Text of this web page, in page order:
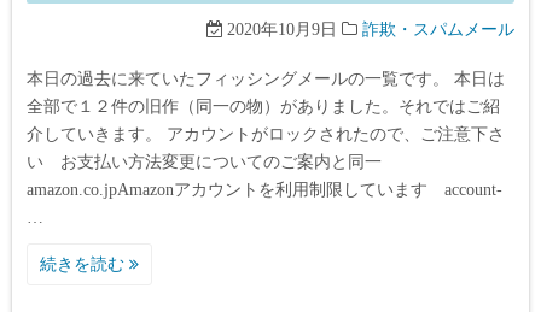
2020年10月9日 詐欺・スパムメール
本日の過去に来ていたフィッシングメールの一覧です。 本日は
全部で１２件の旧作（同一の物）がありました。それではご紹
介していきます。 アカウントがロックされたので、ご注意下さ
い お支払い方法変更についてのご案内と同一
amazon.co.jpAmazonアカウントを利用制限しています account-
…
続きを読む